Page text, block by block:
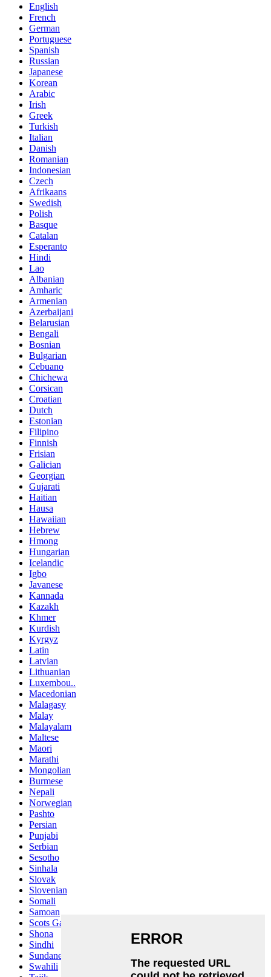
English
French
German
Portuguese
Spanish
Russian
Japanese
Korean
Arabic
Irish
Greek
Turkish
Italian
Danish
Romanian
Indonesian
Czech
Afrikaans
Swedish
Polish
Basque
Catalan
Esperanto
Hindi
Lao
Albanian
Amharic
Armenian
Azerbaijani
Belarusian
Bengali
Bosnian
Bulgarian
Cebuano
Chichewa
Corsican
Croatian
Dutch
Estonian
Filipino
Finnish
Frisian
Galician
Georgian
Gujarati
Haitian
Hausa
Hawaiian
Hebrew
Hmong
Hungarian
Icelandic
Igbo
Javanese
Kannada
Kazakh
Khmer
Kurdish
Kyrgyz
Latin
Latvian
Lithuanian
Luxembou..
Macedonian
Malagasy
Malay
Malayalam
Maltese
Maori
Marathi
Mongolian
Burmese
Nepali
Norwegian
Pashto
Persian
Punjabi
Serbian
Sesotho
Sinhala
Slovak
Slovenian
Somali
Samoan
Scots Gaelic
Shona
Sindhi
Sundanese
Swahili